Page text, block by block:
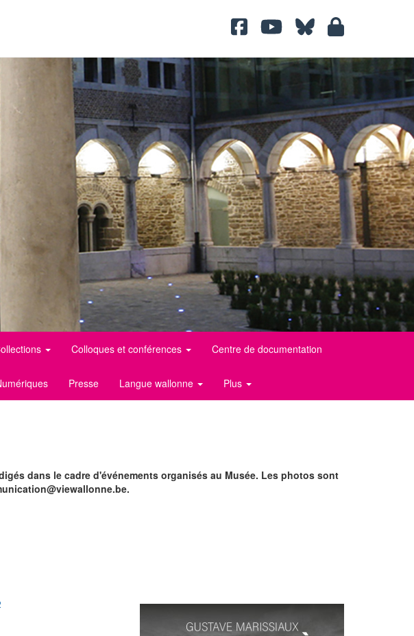
Colloques et conférences Centre de documentation
Presse Langue wallonne Plus
dans le cadre d'événements organisés au Musée. Les photos sont